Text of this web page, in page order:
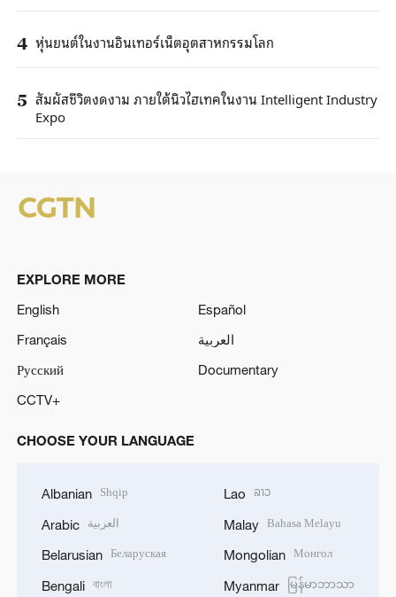
4 หุ่นยนต์ในงานอินเทอร์เน็ตอุตสาหกรรมโลก
5 สัมผัสชีวิตงดงาม ภายใต้นิวไฮเทคในงาน Intelligent Industry
Expo
EXPLORE MORE
English
Español
Français
العربية
Русский
Documentary
CCTV+
CHOOSE YOUR LANGUAGE
Albanian Shqip
Arabic العربية
Belarusian Беларуская
Bengali বাংলা
Lao ລາວ
Malay Bahasa Melayu
Mongolian Монгол
Myanmar မြန်မာဘာသာ